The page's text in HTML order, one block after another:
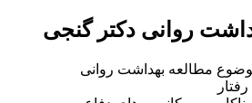
روانی دکتر گنجی
مطالعه بهداشت روانی